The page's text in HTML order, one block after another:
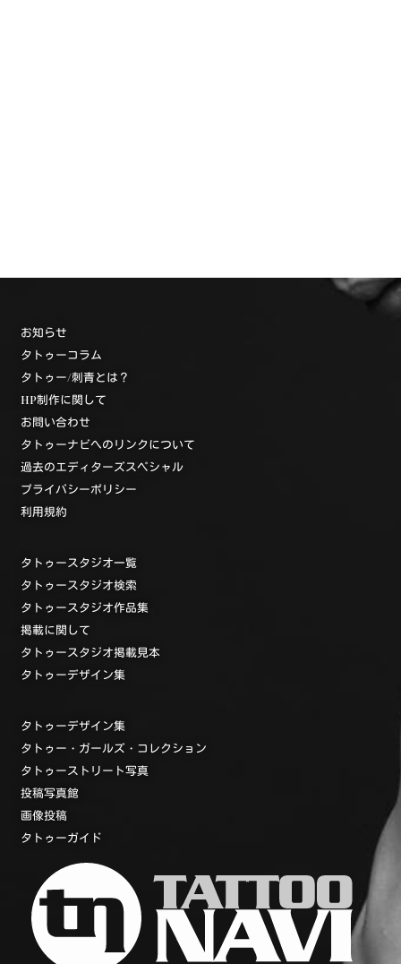
お知らせ
タトゥーコラム
タトゥー/刺青とは？
HP制作に関して
お問い合わせ
タトゥーナビへのリンクについて
過去のエディターズスペシャル
プライバシーポリシー
利用規約
タトゥースタジオ一覧
タトゥースタジオ検索
タトゥースタジオ作品集
掲載に関して
タトゥースタジオ掲載見本
タトゥーデザイン集
タトゥーデザイン集
タトゥー・ガールズ・コレクション
タトゥーストリート写真
投稿写真館
画像投稿
タトゥーガイド